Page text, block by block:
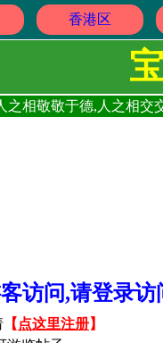
香港区
之相敬敬于德,人之相
客访问,请登录
【 点这里注册】